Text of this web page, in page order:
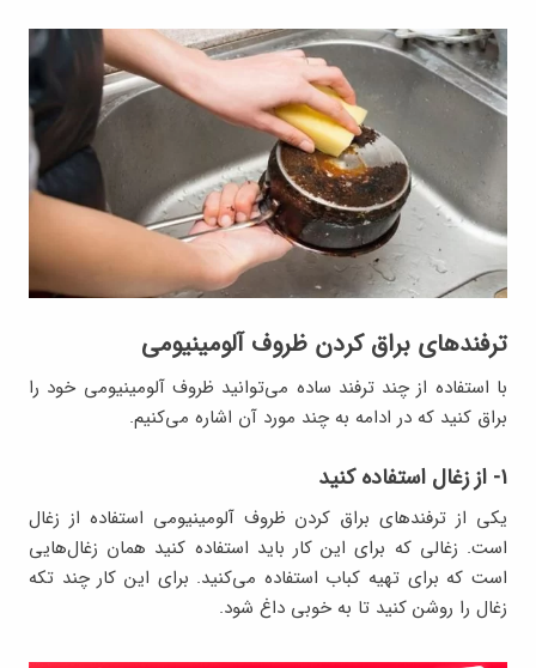
ترفندهای براق کردن ظروف آلومینیومی
با استفاده از چند ترفند ساده می‌توانید ظروف آلومینیومی خود را
براق کنید که در ادامه به چند مورد آن اشاره می‌کنیم.
۱- از زغال استفاده کنید
یکی از ترفندهای براق کردن ظروف آلومینیومی استفاده از زغال
است. زغالی که برای این کار باید استفاده کنید همان زغال‌هایی
است که برای تهیه کباب استفاده می‌کنید. برای این کار چند تکه
زغال را روشن کنید تا به خوبی داغ شود.